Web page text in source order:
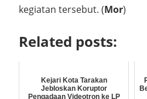
kegiatan tersebut. (Mor)
Related posts:
Kejari Kota Tarakan
Jebloskan Koruptor
Pengadaan Videotron ke LP